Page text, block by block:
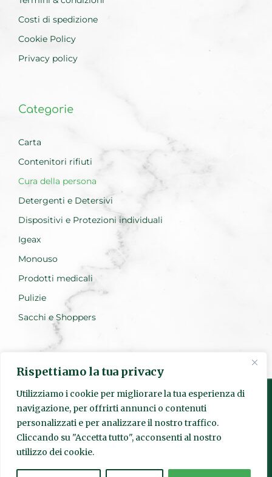
Rispettiamo la tua privacy
Utilizziamo i cookie per migliorare la tua esperienza di
navigazione, per offrirti annunci o contenuti
personalizzati e per analizzare il nostro traffico.
Cliccando su "Accetta tutto", acconsenti al nostro
utilizzo dei cookie.
Costi di spedizione
Cookie Policy
Privacy policy
Categorie
Carta
Contenitori rifiuti
Cura della persona
Detergenti e Detersivi
Dispositivi e Protezioni individuali
Igeax
Monouso
Prodotti medicali
Pulizie
Sacchi e Shoppers
© Quadrante s.r.l. | Sede Legale: Via Pietro Fumaroli, 24 00155
Roma | P.IVA15952841003| Codice SDI: SUBM70N | Numero
Realizzato da Everest Innovation